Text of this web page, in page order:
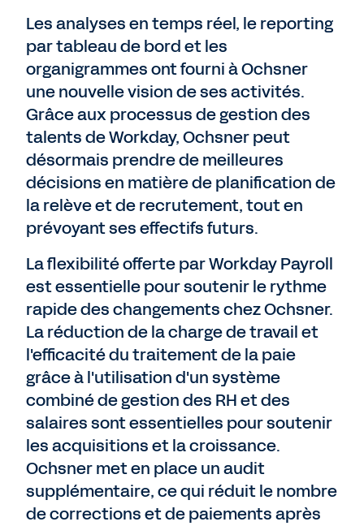
Les analyses en temps réel, le reporting
par tableau de bord et les
organigrammes ont fourni à Ochsner
une nouvelle vision de ses activités.
Grâce aux processus de gestion des
talents de Workday, Ochsner peut
désormais prendre de meilleures
décisions en matière de planification de
la relève et de recrutement, tout en
prévoyant ses effectifs futurs.
La flexibilité offerte par Workday Payroll
est essentielle pour soutenir le rythme
rapide des changements chez Ochsner.
La réduction de la charge de travail et
l'efficacité du traitement de la paie
grâce à l'utilisation d'un système
combiné de gestion des RH et des
salaires sont essentielles pour soutenir
les acquisitions et la croissance.
Ochsner met en place un audit
supplémentaire, ce qui réduit le nombre
de corrections et de paiements après